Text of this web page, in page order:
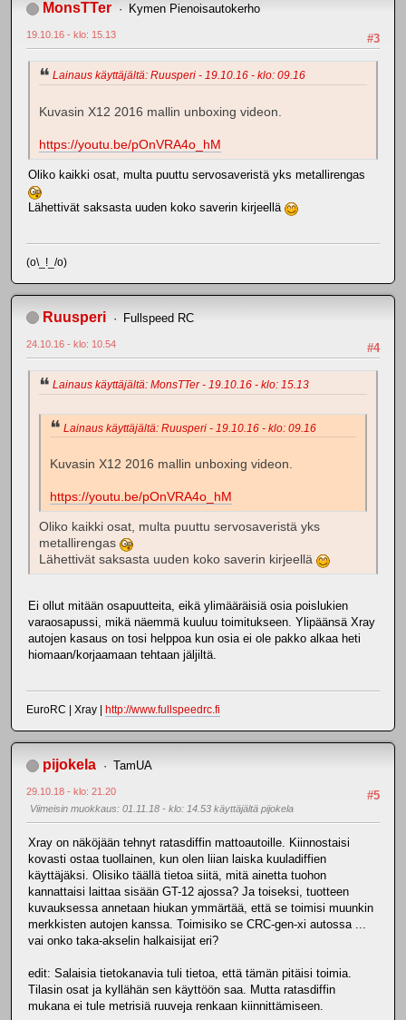
MonsTTer Kymen Pienoisautokerho
#3
19.10.16 - klo: 15.13
Lainaus käyttäjältä: Ruusperi - 19.10.16 - klo: 09.16
Kuvasin X12 2016 mallin unboxing videon.
https://youtu.be/pOnVRA4o_hM
Oliko kaikki osat, multa puuttu servosaveristä yks metallirengas
Lähettivät saksasta uuden koko saverin kirjeellä
(o\_!_/o)
Ruusperi Fullspeed RC
#4
24.10.16 - klo: 10.54
Lainaus käyttäjältä: MonsTTer - 19.10.16 - klo: 15.13
Lainaus käyttäjältä: Ruusperi - 19.10.16 - klo: 09.16
Kuvasin X12 2016 mallin unboxing videon.
https://youtu.be/pOnVRA4o_hM
Oliko kaikki osat, multa puuttu servosaveristä yks
metallirengas
Lähettivät saksasta uuden koko saverin kirjeellä
Ei ollut mitään osapuutteita, eikä ylimääräisiä osia poislukien
varaosapussi, mikä näemmä kuuluu toimitukseen. Ylipäänsä Xray
autojen kasaus on tosi helppoa kun osia ei ole pakko alkaa heti
hiomaan/korjaamaan tehtaan jäljiltä.
EuroRC | Xray | http://www.fullspeedrc.fi
pijokela TamUA
#5
29.10.18 - klo: 21.20
Viimeisin muokkaus: 01.11.18 - klo: 14.53 käyttäjältä pijokela
Xray on näköjään tehnyt ratasdiffin mattoautoille. Kiinnostaisi
kovasti ostaa tuollainen, kun olen liian laiska kuuladiffien
käyttäjäksi. Olisiko täällä tietoa siitä, mitä ainetta tuohon
kannattaisi laittaa sisään GT-12 ajossa? Ja toiseksi, tuotteen
kuvauksessa annetaan hiukan ymmärtää, että se toimisi muunkin
merkkisten autojen kanssa. Toimisiko se CRC-gen-xi autossa ...
vai onko taka-akselin halkaisijat eri?
edit: Salaisia tietokanavia tuli tietoa, että tämän pitäisi toimia.
Tilasin osat ja kyllähän sen käyttöön saa. Mutta ratasdiffin
mukana ei tule metrisiä ruuveja renkaan kiinnittämiseen.